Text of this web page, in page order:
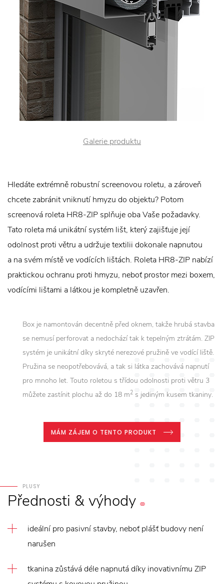
Galerie produktu
Hledáte extrémně robustní screenovou roletu, a zároveň
chcete zabránit vniknutí hmyzu do objektu? Potom
screenová roleta HR8-ZIP splňuje oba Vaše požadavky.
Tato roleta má unikátní systém lišt, který zajišťuje její
odolnost proti větru a udržuje textilii dokonale napnutou
a na svém místě ve vodících lištách. Roleta HR8-ZIP nabízí
praktickou ochranu proti hmyzu, neboť prostor mezi boxem,
vodícími lištami a látkou je kompletně uzavřen.
Box je namontován decentně před oknem, takže hrubá stavba
se nemusí perforovat a nedochází tak k tepelným ztrátám. ZIP
systém je unikátní díky skryté nerezové pružině ve vodící liště.
Pružina se neopotřebovává, a tak si látka zachovává napnutí
pro mnoho let. Touto roletou s třídou odolnosti proti větru 3
můžete zastínit plochu až do 18 m2 s jediným kusem tkaniny.
MÁM ZÁJEM O TENTO PRODUKT
PLUSY
Přednosti &výhody
ideální pro pasivní stavby, neboť plášť budovy není
narušen
tkanina zůstává déle napnutá díky inovativnímu ZIP